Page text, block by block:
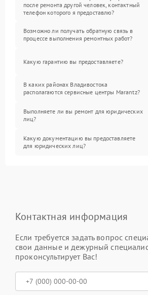
после ремонта другой человек, контактный
телефон которого я предоставлю?
Возможно ли получать обратную связь в
процессе выполнения ремонтных работ?
Какую гарантию вы предоставляете?
В каких районах Владивостока
располагаются сервисные центры Marantz?
Выполняете ли вы ремонт для юридических
лиц?
Какую документацию вы предоставляете
для юридических лиц?
Контактная информация
Если требуется задать вопрос
свои данные и дежурный
проконсультирует Вас!